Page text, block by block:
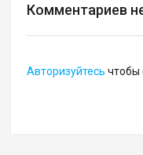
Комментариев
Авторизуйтесь чтобы